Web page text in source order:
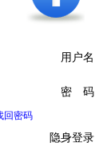
用户名
密 码
回密码
隐身登录